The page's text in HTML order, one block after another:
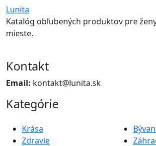
Lunita
Katalóg obľubených produktov pre
mieste.
Kontakt
Email: kontakt@lunita.sk
Kategórie
Krása
Zdravie